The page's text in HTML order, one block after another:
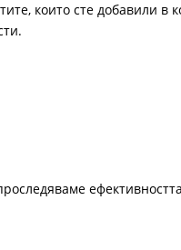
които сте добавили в